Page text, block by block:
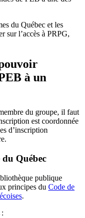
du Québec et les
sur l’accès à PRPG,
à un
du groupe, il faut
est coordonnée
d’inscription
Québec
publique
principes du Code de
.
: